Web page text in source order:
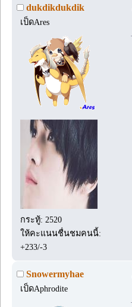
dukdikdukdik
เป็ดAres
กระทู้: 2520
ให้คะแนนชื่นชมคนนี้:
+233/-3
Snowermyhae
เป็ดAphrodite